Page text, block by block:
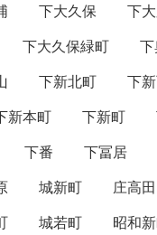
下大久保
下
下大久保緑町
下新北町
下
新本町 下新町
下番 下冨居
城新町 庄高田
城若町
昭和